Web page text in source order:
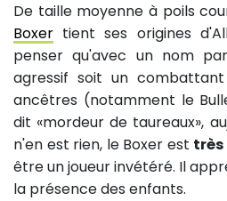
De taille moyenne à poils
Boxer tient ses origines
penser qu'avec un nom
agressif soit un
ancêtres (notamment le
dit «mordeur de taureaux»,
n'en est rien, le Boxer est
être un joueur invétéré. Il
la présence des enfants.